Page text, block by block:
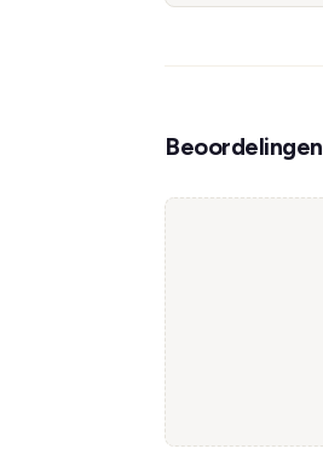
Beoordelingen